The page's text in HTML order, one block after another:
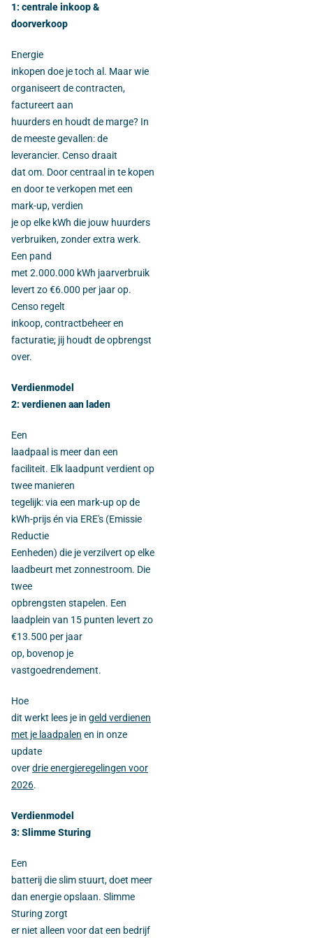
1: centrale inkoop &
doorverkoop
Energie
inkopen doe je toch al. Maar wie
organiseert de contracten,
factureert aan
huurders en houdt de marge? In
de meeste gevallen: de
leverancier. Censo draait
dat om. Door centraal in te kopen
en door te verkopen met een
mark-up, verdien
je op elke kWh die jouw huurders
verbruiken, zonder extra werk.
Een pand
met 2.000.000 kWh jaarverbruik
levert zo €6.000 per jaar op.
Censo regelt
inkoop, contractbeheer en
facturatie; jij houdt de opbrengst
over.
Verdienmodel
2: verdienen aan laden
Een
laadpaal is meer dan een
faciliteit. Elk laadpunt verdient op
twee manieren
tegelijk: via een mark-up op de
kWh-prijs én via ERE's (Emissie
Reductie
Eenheden) die je verzilvert op elke
laadbeurt met zonnestroom. Die
twee
opbrengsten stapelen. Een
laadplein van 15 punten levert zo
€13.500 per jaar
op, bovenop je
vastgoedrendement.
Hoe
dit werkt lees je in geld verdienen
met je laadpalen en in onze
update
overdrie energieregelingen voor
2026.
Verdienmodel
3: Slimme Sturing
Een
batterij die slim stuurt, doet meer
dan energie opslaan. Slimme
Sturing zorgt
er niet alleen voor dat een bedrijf